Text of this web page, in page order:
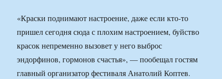
«Краски поднимают настроение, даже если кто-то
пришел сегодня сюда с плохим настроением, буйство
красок непременно вызовет у него выброс
эндорфинов, гормонов счастья», — пообещал гостям
главный организатор фестиваля Анатолий Коптев.